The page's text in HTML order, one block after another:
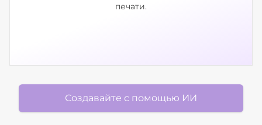
печати.
Создавайте с помощью ИИ